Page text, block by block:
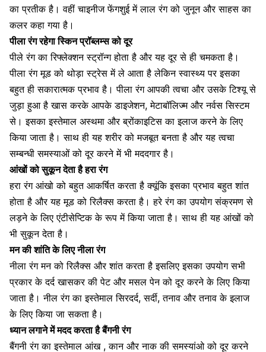
का प्रतीक है। वहीं चाइनीज फेंगशुई में लाल रंग को जुनून और साहस का
कलर कहा गया है।
पीला रंग रहेगा स्किन प्रॉब्लम्स को दूर
पीले रंग का रिफ्लेक्शन स्ट्रॉन्ग होता है और यह दूर से ही चमकता है।
पीला रंग मूड को थोड़ा स्ट्रेस में ले आता है लेकिन स्वास्थ्य पर इसका
बहुत ही सकारात्मक प्रभाव है। पीला रंग आपकी त्वचा और उसके टिश्यू से
जुड़ा हुआ है खास करके आपके डाइजेशन, मेटाबॉलिज्म और नर्वस सिस्टम
से। इसका इस्तेमाल अस्थमा और ब्रोंकाइटिस का इलाज करने के लिए
किया जाता है। साथ ही यह शरीर को मजबूत बनता है और यह त्वचा
सम्बन्धी समस्याओं को दूर करने में भी मददगार है।
आंखों को सुकून देता है हरा रंग
हरा रंग आंखो को बहुत आकर्षित करता है क्यूंकि इसका प्रभाव बहुत शांत
होता है और यह मूड को रिलैक्स करता है। हरे रंग का उपयोग संक्रमण से
लड़ने के लिए एंटीसेप्टिक के रूप में किया जाता है। साथ ही यह आंखों को
भी सुकून देता है।
मन की शांति के लिए नीला रंग
नीला रंग मन को रिलैक्स और शांत करता है इसलिए इसका उपयोग सभी
प्रकार के दर्द खासकर की पेट औरमसल पेन को दूर करने के लिए किया
जाता है। नील रंग का इस्तेमालसिरदर्द,सर्दी, तनाव और तनाव के इलाज
के लिए किया जा सकता है।
ध्यान लगाने में मदद करता है बैंगनी रंग
बैंगनी रंग का इस्तेमाल आंख ,कानऔरनाककी समस्यांओ को दूर करने